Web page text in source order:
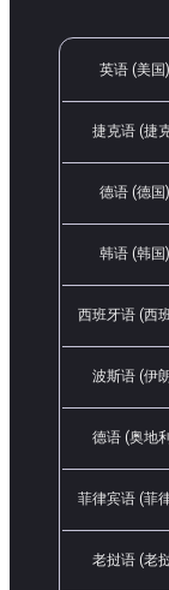
英语 (美国)
捷克语 (捷
德语 (德国)
韩语 (韩国)
西班牙语 (西
波斯语 (伊
德语 (奥地
菲律宾语 (菲
老挝语 (老